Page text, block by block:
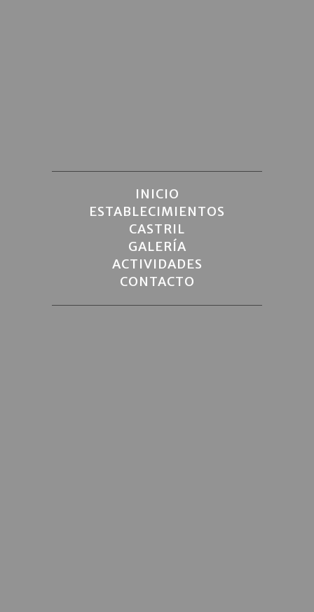
INICIO
ESTABLECIMIENTOS
CASTRIL
GALERÍA
ACTIVIDADES
CONTACTO